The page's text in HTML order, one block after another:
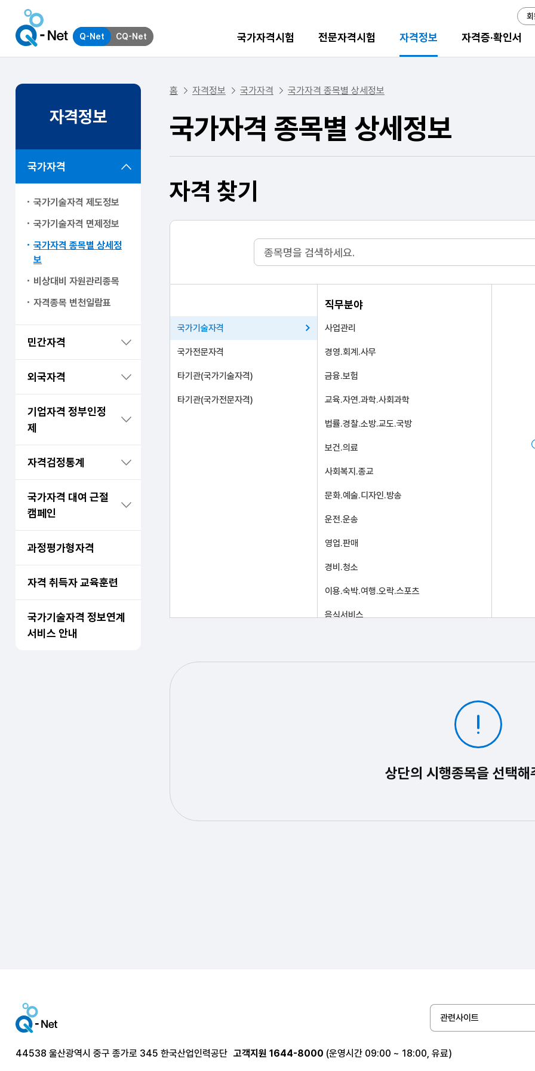
Q-Net CQ-Net 국가자격시험 전문자격시험 자격정보 자격증·확인서
자격정보
국가자격
국가기술자격 제도정보
국가기술자격 면제정보
국가자격 종목별 상세정
보
비상대비 자원관리종목
자격종목 변천일람표
민간자격
외국자격
기업자격 정부인정
제
자격검정통계
국가자격 대여 근절
캠페인
과정평가형자격
자격 취득자 교육훈련
국가기술자격 정보연계
서비스 안내
홈 자격정보 국가자격 국가자격 종목별 상세정보
국가자격 종목별 상세정보
자격 찾기
국가기술자격
국가전문자격
타기관(국가기술자격)
타기관(국가전문자격)
직무분야
사업관리
경영.회계.사무
금융.보험
교육.자연.과학.사회과학
법률.경찰.소방.교도.국방
보건.의료
사회복지.종교
문화.예술.디자인.방송
운전.운송
영업.판매
경비.청소
이용.숙박.여행.오락.스포츠
음식서비스
광업자원
상단의 시행종목을 선택해
44538 울산광역시 중구 종가로 345 한국산업인력공단 고객지원 1644-8000 (운영시간 09:00 ~ 18:00, 유료)
관련사이트